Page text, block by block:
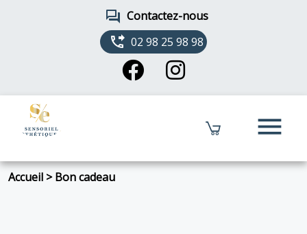
forum Contactez-nous
phone_forwarded 02 98 25 98 98
menu
Accueil >Bon cadeau